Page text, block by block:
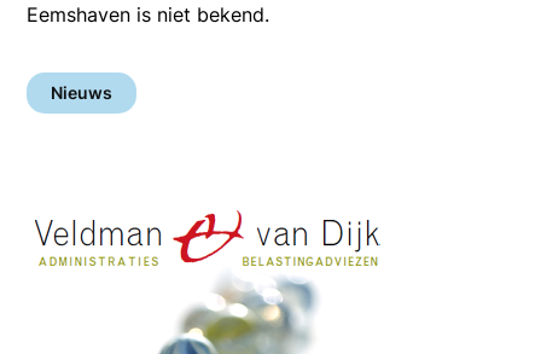
Eemshaven is niet bekend.
Nieuws